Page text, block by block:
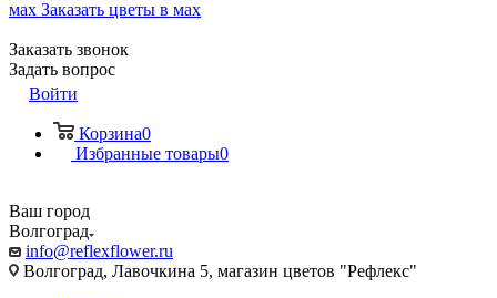
мах Заказать цветы в мах
Заказать звонок
Задать вопрос
Войти
Корзина0
Избранные товары0
Ваш город
Волгоград
info@reflexflower.ru
Волгоград, Лавочкина 5, магазин цветов "Рефлекс"